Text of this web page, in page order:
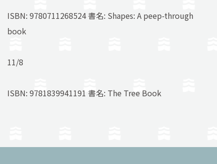
ISBN: 9780711268524 書名: Shapes: A peep-through
book
11/8
ISBN: 9781839941191 書名: The Tree Book